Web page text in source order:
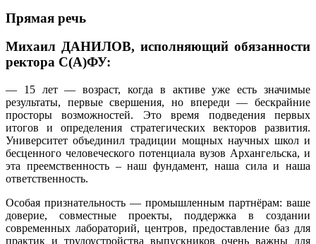
Прямая речь
Михаил ДАНИЛОВ, исполняющий обязанности
ректора С(А)ФУ:
— 15 лет — возраст, когда в активе уже есть значимые
результаты, первые свершения, но впереди — бескрайние
просторы возможностей. Это время подведения первых
итогов и определения стратегических векторов развития.
Университет объединил традиции мощных научных школ и
бесценного человеческого потенциала вузов Архангельска, и
эта преемственность – наш фундамент, наша сила и наша
ответственность.
Особая признательность — промышленным партнёрам: ваше
доверие, совместные проекты, поддержка в создании
современных лабораторий, центров, предоставление баз для
практик и трудоустройства выпускников очень важны для